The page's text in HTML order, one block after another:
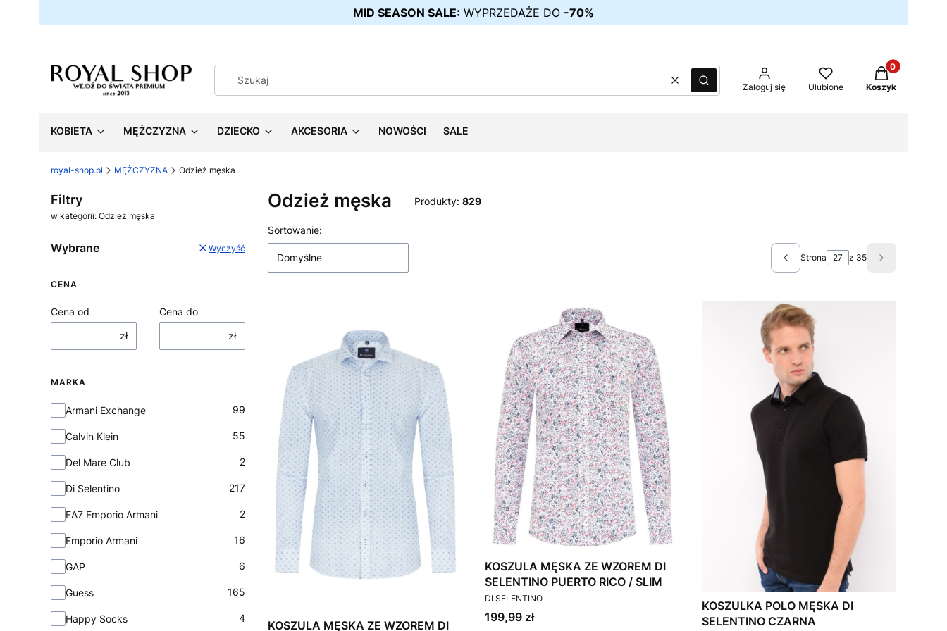
MID SEASON SALE: WYPRZEDAŻE DO -70%
WyczyśćSzukaj Zaloguj się Ulubione
Produkty w
Koszyk
KOBIETA MĘŻCZYZNA DZIECKO AKCESORIA NOWOŚCI SALE
royal-shop.pl MĘŻCZYZNA Odzież męska
Filtry
w kategorii: Odzież męska
Wybrane Wyczyść
CENA
Cena od
zł
Cena do
zł
MARKA
Marka
Armani Exchange 99
Calvin Klein 55
Del Mare Club 2
Di Selentino 217
EA7 Emporio Armani 2
Emporio Armani 16
GAP 6
Guess 165
Happy Socks 4
Odzież męska Produkty: 829
Lista produktów
Sortowanie:
Domyślne Poprzednie produkty
Strona z 35 Następne
KOSZULA MĘSKA ZE WZOREM DI
KOSZULA MĘSKA ZE WZOREM DI
SELENTINO PUERTO RICO / SLIM
PRODUCENT
DI SELENTINO
Cena
199,99 zł
KOSZULKA POLO MĘSKA DI
SELENTINO CZARNA